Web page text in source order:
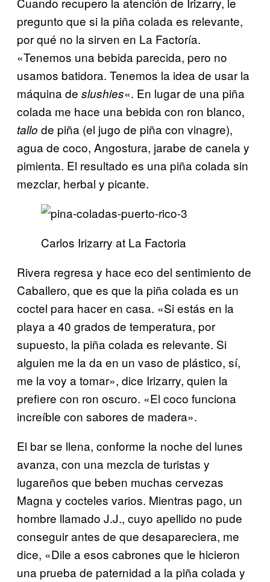
pregunto que si la piña colada es relevante,
por qué no la sirven en La Factoría.
«Tenemos una bebida parecida, pero no
usamos batidora. Tenemos la idea de usar la
máquina de slushies«. En lugar de una piña
colada me hace una bebida con ron blanco,
tallo de piña (el jugo de piña con vinagre),
agua de coco, Angostura, jarabe de canela y
pimienta. El resultado es una piña colada sin
mezclar, herbal y picante.
Carlos Irizarry at La Factoria
Rivera regresa y hace eco del sentimiento de
Caballero, que es que la piña colada es un
coctel para hacer en casa. «Si estás en la
playa a 40 grados de temperatura, por
supuesto, la piña colada es relevante. Si
alguien me la da en un vaso de plástico, sí,
me la voy a tomar», dice Irizarry, quien la
prefiere con ron oscuro. «El coco funciona
increíble con sabores de madera».
El bar se llena, conforme la noche del lunes
avanza, con una mezcla de turistas y
lugareños que beben muchas cervezas
Magna y cocteles varios. Mientras pago, un
hombre llamado J.J., cuyo apellido no pude
conseguir antes de que desapareciera, me
dice, «Dile a esos cabrones que le hicieron
una prueba de paternidad a la piña colada y